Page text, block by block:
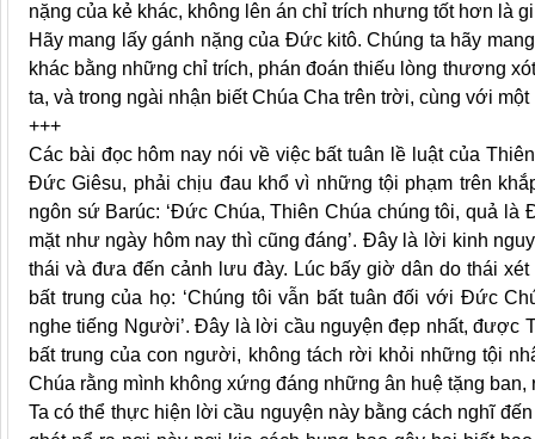
nặng của kẻ khác, không lên án chỉ trích nhưng tốt hơn là
Hãy mang lấy gánh nặng của Đức kitô. Chúng ta hãy
khác bằng những chỉ trích, phán đoán thiếu lòng thương
ta, và trong ngài nhận biết Chúa Cha trên trời, cùng với
+++
Các bài đọc hôm nay nói về việc bất tuân lề luật của
Đức Giêsu, phải chịu đau khổ vì những tội phạm trên
ngôn sứ Barúc: ‘Đức Chúa, Thiên Chúa chúng tôi, quả
mặt như ngày hôm nay thì cũng đáng’. Đây là lời kinh
thái và đưa đến cảnh lưu đày. Lúc bấy giờ dân do thái
bất trung của họ: ‘Chúng tôi vẫn bất tuân đối với Đức
nghe tiếng Người’. Đây là lời cầu nguyện đẹp nhất,
bất trung của con người, không tách rời khỏi những tội
Chúa rằng mình không xứng đáng những ân huệ tặng
Ta có thể thực hiện lời cầu nguyện này bằng cách nghĩ